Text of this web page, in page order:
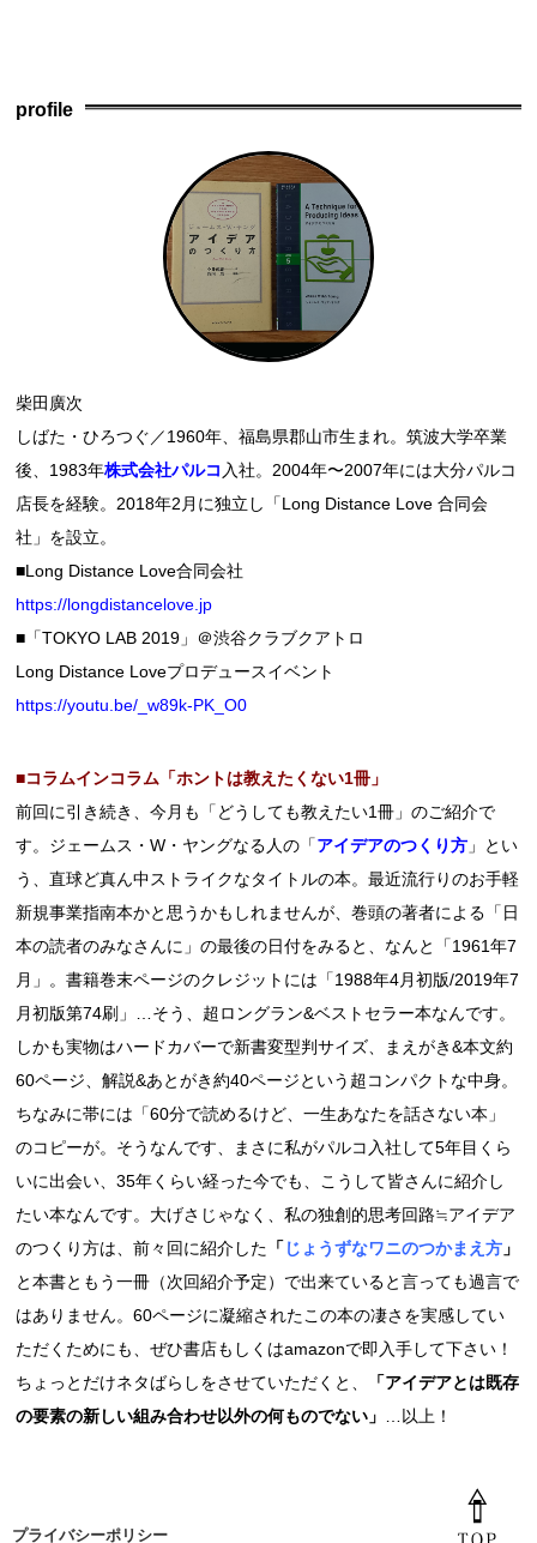
e
b
profile
柴田廣次
しばた・ひろつぐ／1960年、福島県郡山市生まれ。筑波大学卒業
後、1983年株式会社パルコ 入社。2004年〜2007年には大分パルコ
店長を経験。2018年2月に独立し「Long Distance Love 合同会
社」を設立。
■Long Distance Love合同会社
https://longdistancelove.jp
■「TOKYO LAB 2019」＠渋谷クラブクアトロ
Long Distance Loveプロデュースイベント
https://youtu.be/_w89k-PK_O0
■コラムインコラム 「ホントは教えたくない1冊 」
前回に引き続き、今月も「どうしても教えたい1冊」のご紹介で
す。ジェームス・W・ヤングなる人の「アイデアのつくり方 」とい
う、直球ど真ん中ストライクなタイトルの本。最近流行りのお手軽
新規事業指南本かと思うかもしれませんが、巻頭の著者による「日
本の読者のみなさんに」の最後の日付をみると、なんと「1961年7
月」。書籍巻末ページのクレジットには「1988年4月初版/2019年7
月初版第74刷」…そう、超ロングラン&ベストセラー本なんです。
しかも実物はハードカバーで新書変型判サイズ、まえがき&本文約
60ページ、解説&あとがき約40ページという超コンパクトな中身。
ちなみに帯には「60分で読めるけど、一生あなたを話さない本」
のコピーが。そうなんです、まさに私がパルコ入社して5年目くら
いに出会い、35年くらい経った今でも、こうして皆さんに紹介し
たい本なんです。大げさじゃなく、私の独創的思考回路≒アイデア
のつくり方は、前々回に紹介した 「 じょうずなワニのつかまえ方 」
と本書ともう一冊（次回紹介予定）で出来ていると言っても過言で
はありません。60ページに凝縮されたこの本の凄さを実感してい
ただくためにも、ぜひ書店もしくはamazonで即入手して下さい！
ちょっとだけネタばらしをさせていただくと、
「アイデアとは既存
の要素の新しい組み合わせ以外の何ものでない」
…以上！
プライバシーポリシー